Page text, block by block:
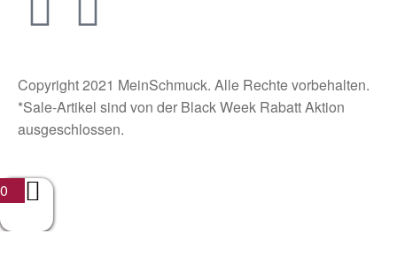
Copyright 2021 MeinSchmuck. Alle Rechte vorbehalten.
*Sale-Artikel sind von der Black Week Rabatt Aktion
ausgeschlossen.
0